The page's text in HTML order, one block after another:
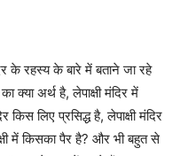
के रहस्य के बारे में बताने जा रहे
क्या अर्थ है, लेपाक्षी मंदिर में
किस लिए प्रसिद्ध है, लेपाक्षी मंदिर
में किसका पैर है? और भी बहुत से